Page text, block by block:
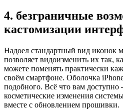
4. безграничные
кастомизации
Надоел стандартный вид иконок
позволяет видоизменить их так,
можете поменять практически
своём смартфоне. Оболочка
подобного. Всё что вам
косметические изменения
вместе с обновлением прошивки.